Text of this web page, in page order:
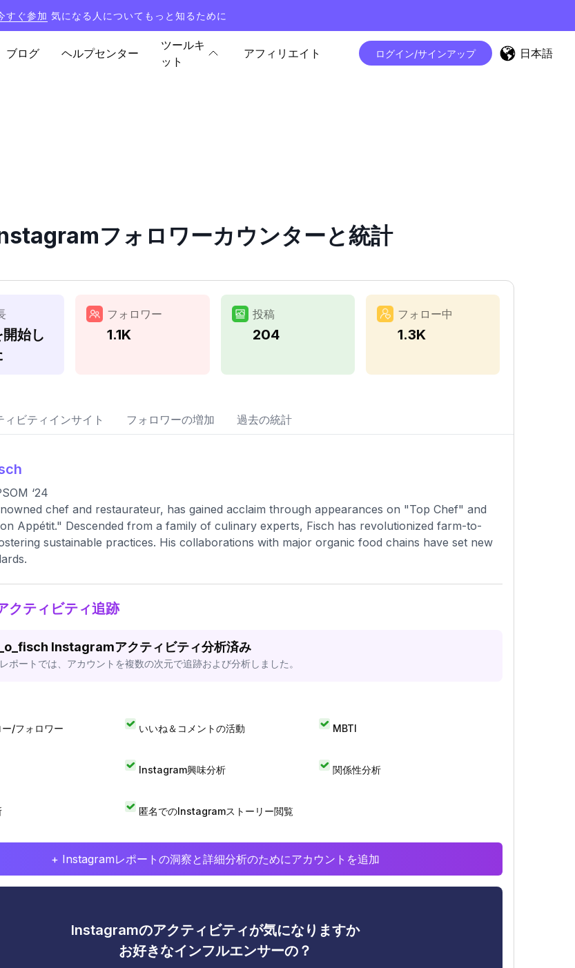
すぐ参加 気になる人についてもっと知るために
ブログ ヘルプセンター
ツールキ
ット
アフィリエイト ログイン/サインアップ 日本語
フォロワーカウンターと統計
始し
フォロワー
1.1K
投稿
204
フォロー中
1.3K
ィビティインサイト フォロワーの増加 過去の統計
‘24
chef and restaurateur, has gained acclaim through appearances on "Top Chef" and
Appétit." Descended from a family of culinary experts, Fisch has revolutionized farm-to-
sustainable practices. His collaborations with major organic food chains have set new
クティビティ追跡
Instagramアクティビティ分析済み
ポートでは、アカウントを複数の次元で追跡および分析しました。
/フォロワー いいね＆コメントの活動 MBTI
Instagram興味分析 関係性分析
匿名でのInstagramストーリー閲覧
+ Instagramレポートの洞察と詳細分析のためにアカウントを追加
Instagramのアクティビティが気になりますか
お好きなインフルエンサーの？